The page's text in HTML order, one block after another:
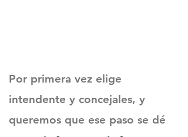
Por primera vez elige
intendente y concejales, y
queremos que ese paso se dé